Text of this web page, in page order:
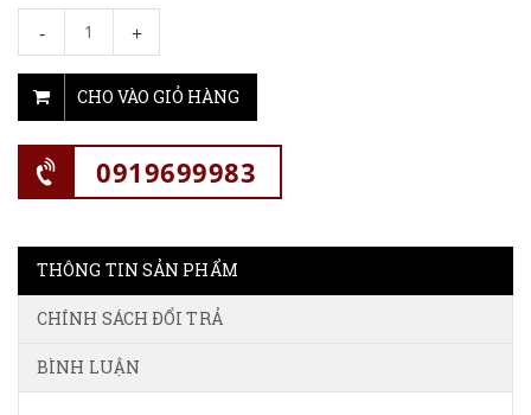
- +
CHO VÀO GIỎ HÀNG
0919699983
THÔNG TIN SẢN PHẨM
CHÍNH SÁCH ĐỔI TRẢ
BÌNH LUẬN